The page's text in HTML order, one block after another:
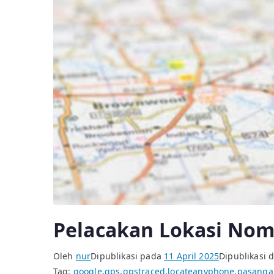
Pelacakan Lokasi
Oleh nurDipublikasi pada 11 April 2025Dipublikasi
Tag: google,gps,gpstraced,locateanyphone,